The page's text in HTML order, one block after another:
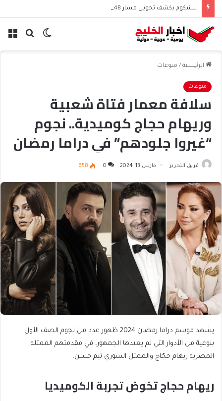
سنتكوم يكشف تحويل مسار 48 سفينة منذ استئناف حصار إيران
بحث الوضع
الرئيسية / منوعات
منوعات
سلافة معمار فتاة شعبية
وريهام حجاج كوميدية.. نجوم
“غيروا جلودهم” في دراما رمضان
فريق التحرير مارس 13, 2024 0
658
يشهد موسم دراما رمضان 2024 ظهور عدد من نجوم الصف الأول
بنوعية من الأدوار التي لم يعتدها الجمهور، في مقدمتهم الممثلة
المصرية ريهام حجّاج والممثل السوري تيم حسن.
ريهام حجاج تخوض تجربة الكوميديا